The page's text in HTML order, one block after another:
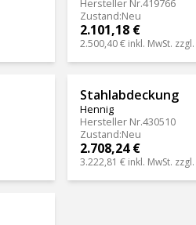
Zustand:Neu
2.101,18 €
2.500,40 € inkl. MwSt. zzgl.
Stahlabdeckung
Hennig
Hersteller Nr.430510
Zustand:Neu
2.708,24 €
3.222,81 € inkl. MwSt. zzgl.